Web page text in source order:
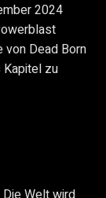
2024
von Dead Born
Kapitel zu